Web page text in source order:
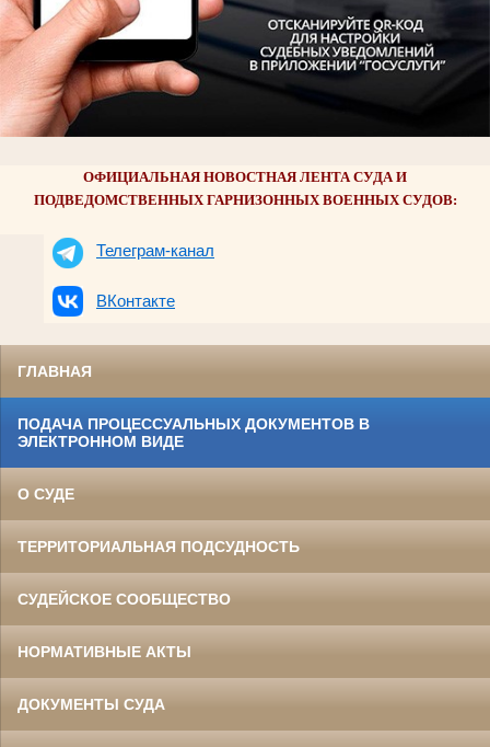
ОФИЦИАЛЬНАЯ НОВОСТНАЯ ЛЕНТА СУДА И
ПОДВЕДОМСТВЕННЫХ ГАРНИЗОННЫХ ВОЕННЫХ СУДОВ:
Телеграм-канал
ВКонтакте
ГЛАВНАЯ
ПОДАЧА ПРОЦЕССУАЛЬНЫХ ДОКУМЕНТОВ В
ЭЛЕКТРОННОМ ВИДЕ
О СУДЕ
ТЕРРИТОРИАЛЬНАЯ ПОДСУДНОСТЬ
СУДЕЙСКОЕ СООБЩЕСТВО
НОРМАТИВНЫЕ АКТЫ
ДОКУМЕНТЫ СУДА